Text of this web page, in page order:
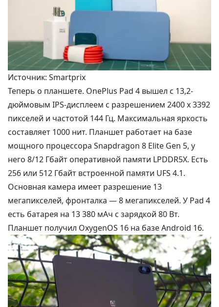
Источник: Smartprix
Теперь о планшете. OnePlus Pad 4 вышел с 13,2-
дюймовым IPS-дисплеем с разрешением 2400 х 3392
пикселей и частотой 144 Гц. Максимальная яркость
составляет 1000 нит. Планшет работает на базе
мощного процессора Snapdragon 8 Elite Gen 5, у
него 8/12 Гбайт оперативной памяти LPDDR5X. Есть
256 или 512 Гбайт встроенной памяти UFS 4.1.
Основная камера имеет разрешение 13
мегапикселей, фронталка — 8 мегапикселей. У Pad 4
есть батарея на 13 380 мАч с зарядкой 80 Вт.
Планшет получил OxygenOS 16 на базе Android 16.